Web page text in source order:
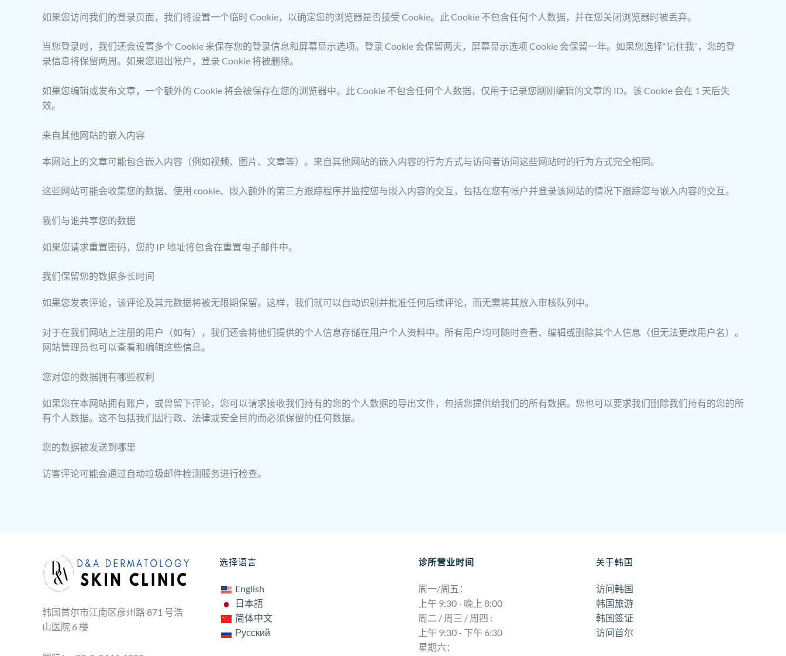
如果您访问我们的登录页面，我们将设置一个临时 Cookie，以确定您的浏览器是否接受 Cookie。此 Cookie 不包含任何个人数据，并在您关闭浏览器时被丢弃。
当您登录时，我们还会设置多个 Cookie 来保存您的登录信息和屏幕显示选项。登录 Cookie 会保留两天，屏幕显示选项 Cookie 会保留一年。如果您选择“记住我”，您的登
录信息将保留两周。如果您退出帐户，登录 Cookie 将被删除。
如果您编辑或发布文章，一个额外的 Cookie 将会被保存在您的浏览器中。此 Cookie 不包含任何个人数据，仅用于记录您刚刚编辑的文章的 ID。该 Cookie 会在 1 天后失
效。
来自其他网站的嵌入内容
本网站上的文章可能包含嵌入内容（例如视频、图片、文章等）。来自其他网站的嵌入内容的行为方式与访问者访问这些网站时的行为方式完全相同。
这些网站可能会收集您的数据、使用 cookie、嵌入额外的第三方跟踪程序并监控您与嵌入内容的交互，包括在您有帐户并登录该网站的情况下跟踪您与嵌入内容的交互。
我们与谁共享您的数据
如果您请求重置密码，您的 IP 地址将包含在重置电子邮件中。
我们保留您的数据多长时间
如果您发表评论，该评论及其元数据将被无限期保留。这样，我们就可以自动识别并批准任何后续评论，而无需将其放入审核队列中。
对于在我们网站上注册的用户（如有），我们还会将他们提供的个人信息存储在用户个人资料中。所有用户均可随时查看、编辑或删除其个人信息（但无法更改用户名）。
网站管理员也可以查看和编辑这些信息。
您对您的数据拥有哪些权利
如果您在本网站拥有账户，或曾留下评论，您可以请求接收我们持有的您的个人数据的导出文件，包括您提供给我们的所有数据。您也可以要求我们删除我们持有的您的所
有个人数据。这不包括我们因行政、法律或安全目的而必须保留的任何数据。
您的数据被发送到哪里
访客评论可能会通过自动垃圾邮件检测服务进行检查。
韩国首尔市江南区彦州路 871 号浩
山医院 6 楼
选择语言
English
日本語
简体中文
Русский
诊所营业时间
周一/周五：
上午 9:30 - 晚上 8:00
周二 / 周三 / 周四 :
上午 9:30 - 下午 6:30
星期六：
关于韩国
访问韩国
韩国旅游
韩国签证
访问首尔